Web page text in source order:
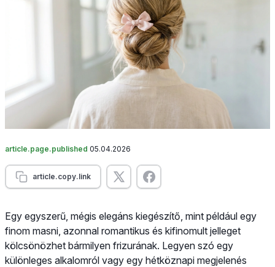
article.page.published 05.04.2026
article.copy.link
Egy egyszerű, mégis elegáns kiegészítő, mint például egy
finom masni, azonnal romantikus és kifinomult jelleget
kölcsönözhet bármilyen frizurának. Legyen szó egy
különleges alkalomról vagy egy hétköznapi megjelenés